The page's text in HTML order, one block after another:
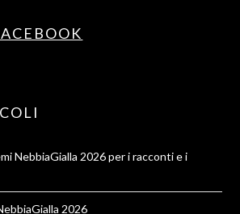
NebbiaGialla 2026 per i racconti e i
2026